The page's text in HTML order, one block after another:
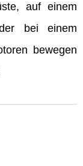
auf einem
bei einem
bewegen